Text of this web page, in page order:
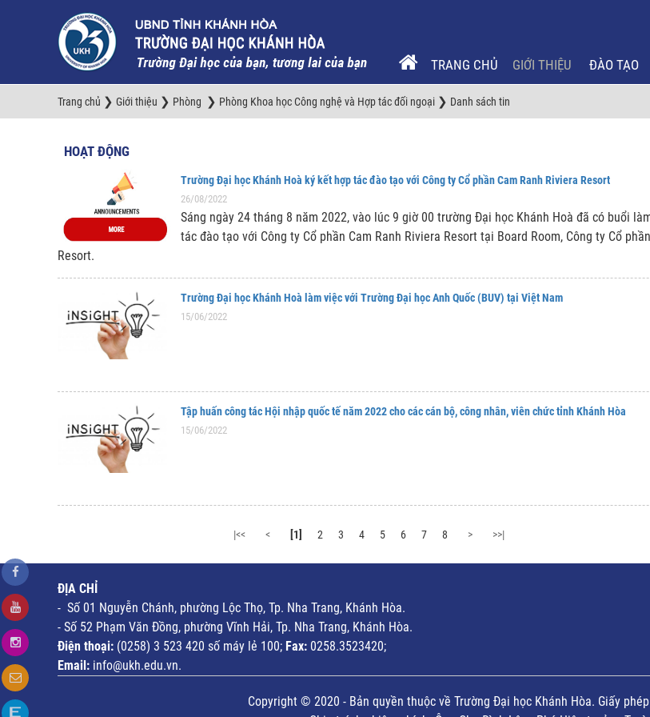
TRANG CHỦ GIỚI THIỆU ĐÀO TẠO
Trang chủ ❯ Giới thiệu ❯ Phòng ❯ Phòng Khoa học Công nghệ và Hợp tác đối ngoại ❯ Danh sách tin
HOẠT ĐỘNG
Trường Đại học Khánh Hoà ký kết hợp tác đào tạo với Công ty Cổ phần Cam Ranh Riviera Resort
26/08/2022
Sáng ngày 24 tháng 8 năm 2022, vào lúc 9 giờ 00 trường Đại học Khánh Hoà đã có buổi
tác đào tạo với Công ty Cổ phần Cam Ranh Riviera Resort tại Board Room, Công ty Cổ
Resort.
Trường Đại học Khánh Hoà làm việc với Trường Đại học Anh Quốc (BUV) tại Việt Nam
15/06/2022
Tập huấn công tác Hội nhập quốc tế năm 2022 cho các cán bộ, công nhân, viên chức tỉnh Khánh Hòa
15/06/2022
|<< < [1] 2 3 4 5 6 7 8 > >>|
ĐỊA CHỈ
- Số 01 Nguyễn Chánh, phường Lộc Thọ, Tp. Nha Trang, Khánh Hòa.
- Số 52 Phạm Văn Đồng, phường Vĩnh Hải, Tp. Nha Trang, Khánh Hòa.
Điện thoại: (0258) 3 523 420 số máy lẻ 100; Fax: 0258.3523420;
Email: info@ukh.edu.vn.
Copyright © 2020 - Bản quyền thuộc về Trường Đại học Khánh Hòa. Giấy